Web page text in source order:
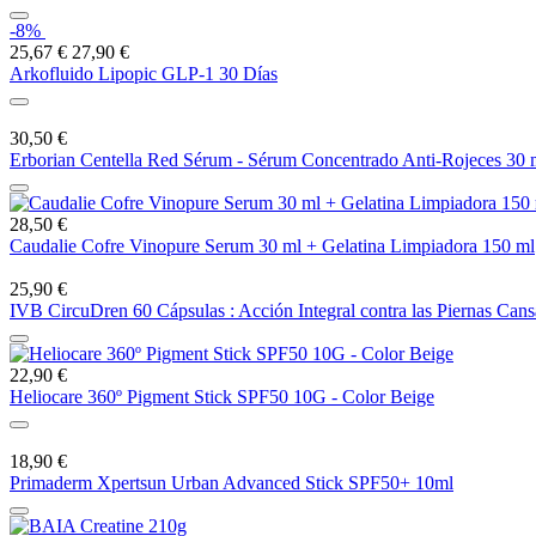
-8%
25,67 € 27,90 €
Arkofluido Lipopic GLP-1 30 Días
30,50 €
Erborian Centella Red Sérum - Sérum Concentrado Anti-Rojeces 30
28,50 €
Caudalie Cofre Vinopure Serum 30 ml + Gelatina Limpiadora 150 ml
25,90 €
IVB CircuDren 60 Cápsulas : Acción Integral contra las Piernas
22,90 €
Heliocare 360º Pigment Stick SPF50 10G - Color Beige
18,90 €
Primaderm Xpertsun Urban Advanced Stick SPF50+ 10ml